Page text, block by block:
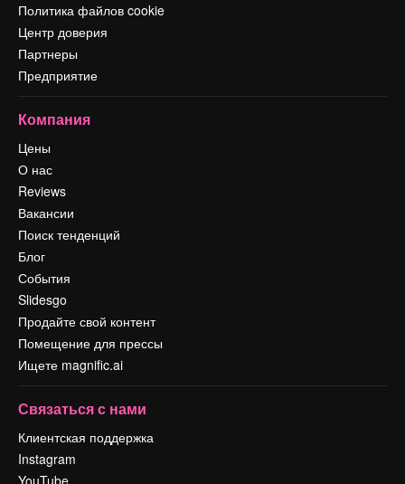
Политика файлов cookie
Центр доверия
Партнеры
Предприятие
Компания
Цены
О нас
Reviews
Вакансии
Поиск тенденций
Блог
События
Slidesgo
Продайте свой контент
Помещение для прессы
Ищете magnific.ai
Связаться с нами
Клиентская поддержка
Instagram